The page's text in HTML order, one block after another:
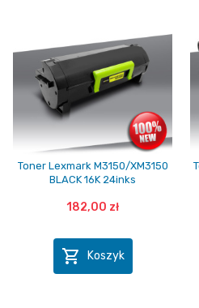
Toner Lexmark M3150/XM3150
BLACK 16K 24inks
182,00 zł
 Koszyk